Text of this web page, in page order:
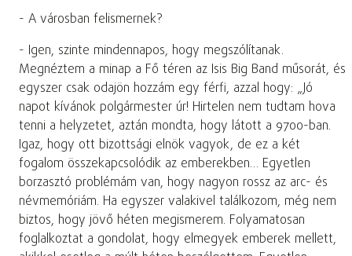
- A városban felismernek?
- Igen, szinte mindennapos, hogy megszólítanak.
Megnéztem a minap a Fő téren az Isis Big Band műsorát, és
egyszer csak odajön hozzám egy férfi, azzal hogy: „Jó
napot kívánok polgármester úr! Hirtelen nem tudtam hova
tenni a helyzetet, aztán mondta, hogy látott a 9700-ban.
Igaz, hogy ott bizottsági elnök vagyok, de ez a két
fogalom összekapcsolódik az emberekben… Egyetlen
borzasztó problémám van, hogy nagyon rossz az arc- és
névmemóriám. Ha egyszer valakivel találkozom, még nem
biztos, hogy jövő héten megismerem. Folyamatosan
foglalkoztat a gondolat, hogy elmegyek emberek mellett,